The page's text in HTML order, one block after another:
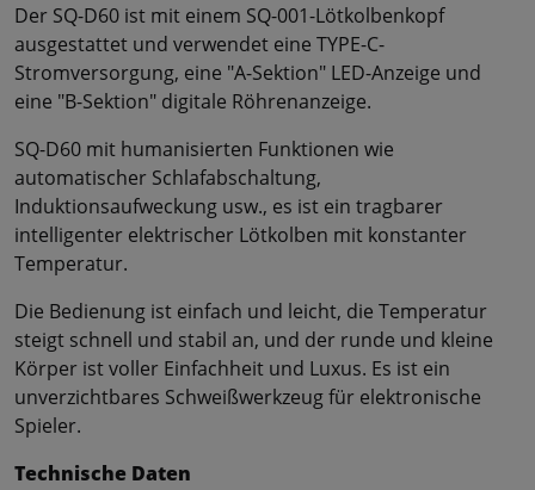
Der SQ-D60 ist mit einem SQ-001-Lötkolbenkopf
ausgestattet und verwendet eine TYPE-C-
Stromversorgung, eine "A-Sektion" LED-Anzeige und
eine "B-Sektion" digitale Röhrenanzeige.
SQ-D60 mit humanisierten Funktionen wie
automatischer Schlafabschaltung,
Induktionsaufweckung usw., es ist ein tragbarer
intelligenter elektrischer Lötkolben mit konstanter
Temperatur.
Die Bedienung ist einfach und leicht, die Temperatur
steigt schnell und stabil an, und der runde und kleine
Körper ist voller Einfachheit und Luxus. Es ist ein
unverzichtbares Schweißwerkzeug für elektronische
Spieler.
Technische Daten